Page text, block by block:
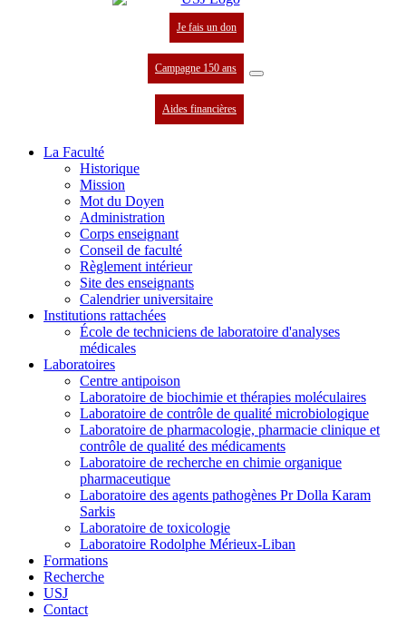
Je fais un don
Campagne 150 ans
Aides financières
La Faculté
Historique
Mission
Mot du Doyen
Administration
Corps enseignant
Conseil de faculté
Règlement intérieur
Site des enseignants
Calendrier universitaire
Institutions rattachées
École de techniciens de laboratoire d'analyses
médicales
Laboratoires
Centre antipoison
Laboratoire de biochimie et thérapies moléculaires
Laboratoire de contrôle de qualité microbiologique
Laboratoire de pharmacologie, pharmacie clinique et
contrôle de qualité des médicaments
Laboratoire de recherche en chimie organique
pharmaceutique
Laboratoire des agents pathogènes Pr Dolla Karam
Sarkis
Laboratoire de toxicologie
Laboratoire Rodolphe Mérieux-Liban
Formations
Recherche
USJ
Contact